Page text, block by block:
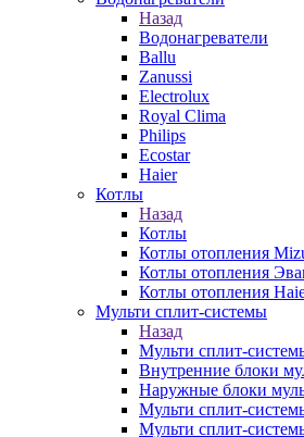
Назад
Водонагреватели
Ballu
Zanussi
Electrolux
Royal Clima
Philips
Ecostar
Haier
Котлы
Назад
Котлы
Котлы отопления
Котлы отопления
Котлы отопления
Мульти сплит-системы
Назад
Мульти сплит-
Внутренние блоки
Наружные блоки
Мульти сплит-
Мульти сплит-